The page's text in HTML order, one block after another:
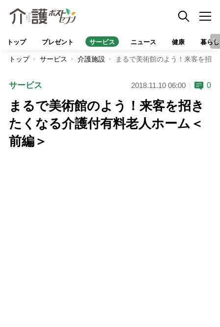
トップ プレゼント サービス ニュース 健康 暮らし
トップ サービス 介護施設 まるで美術館のよう！来客を招
サービス 2018.11.10 06:00 0
まるで美術館のよう！来客を招き
たくなる介護付有料老人ホーム＜
前編＞